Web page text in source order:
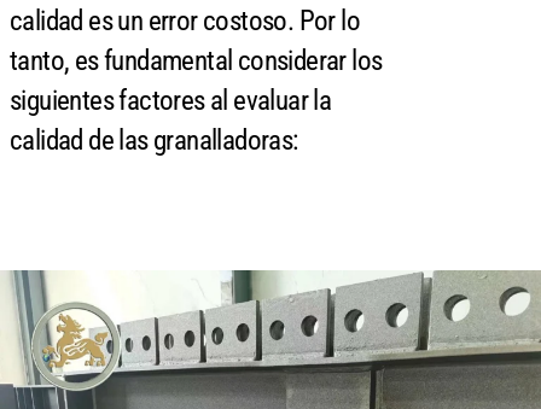
calidad es un error costoso. Por lo
tanto, es fundamental considerar los
siguientes factores al evaluar la
calidad de las granalladoras: